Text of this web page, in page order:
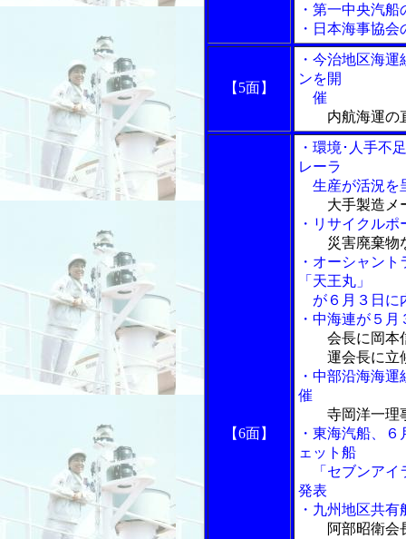
・第一中央汽
・日本海事協
【5面】
・今治地区海
ンを開
催
内航海運の
【6面】
・環境･人手不
レーラ
生産が活況を
大手製造メ
・リサイクル
災害廃棄物
・オーシャン
「天王丸」
が６月３日に
・中海連が５
会長に岡本
運会長に立
・中部沿海海
催
寺岡洋一理
・東海汽船、
ェット船
「セブンアイ
発表
・九州地区共
阿部昭衛会